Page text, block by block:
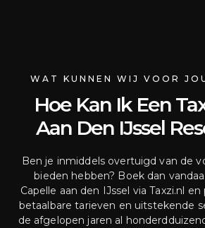
WAT KUNNEN WIJ VOOR
Hoe Kan Ik Een
Aan Den IJssel
Ben je inmiddels overtuigd van de
bieden hebben? Boek dan
Capelle aan den IJssel via Taxzi.nl
betaalbare tarieven en uitstekende
de afgelopen jaren al